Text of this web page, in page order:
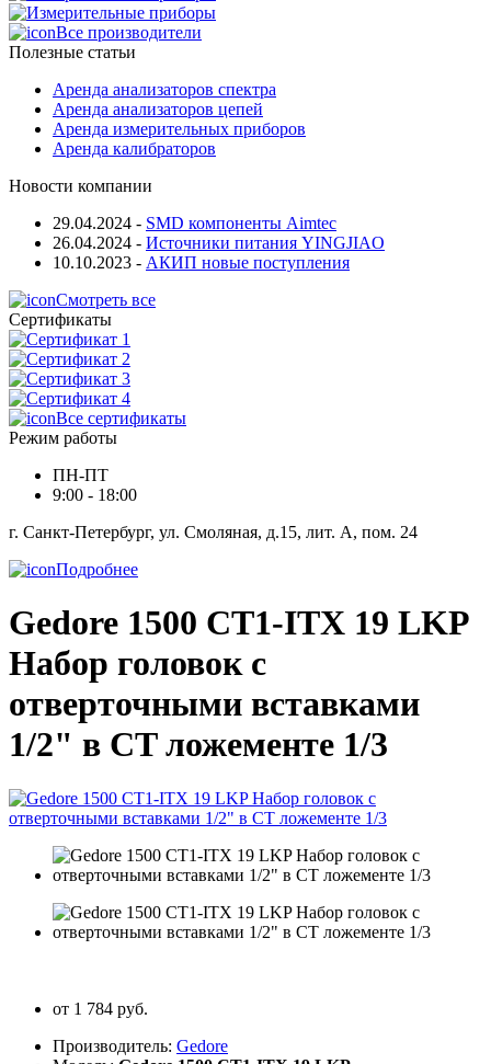
Все производители
Полезные статьи
Аренда анализаторов спектра
Аренда анализаторов цепей
Аренда измерительных приборов
Аренда калибраторов
Новости компании
29.04.2024 - SMD компоненты Aimtec
26.04.2024 - Источники питания YINGJIAO
10.10.2023 - АКИП новые поступления
Смотреть все
Сертификаты
Все сертификаты
Режим работы
ПН-ПТ
9:00 - 18:00
г. Санкт-Петербург, ул. Смоляная, д.15, лит. А, пом. 24
Подробнее
Gedore 1500 CT1-ITX 19 LKP
Набор головок с
отверточными вставками
1/2" в CT ложементе 1/3
от 1 784 руб.
Производитель: Gedore